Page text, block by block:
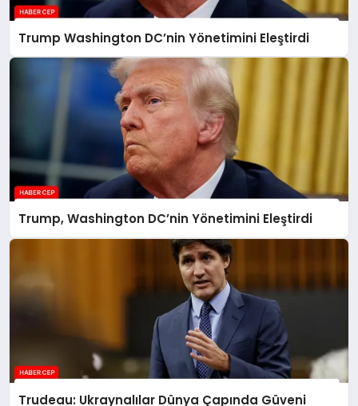
Trump Washington DC’nin Yönetimini Eleştirdi
Trump, Washington DC’nin Yönetimini Eleştirdi
Trudeau: Ukraynalılar Dünya Çapında Güveni